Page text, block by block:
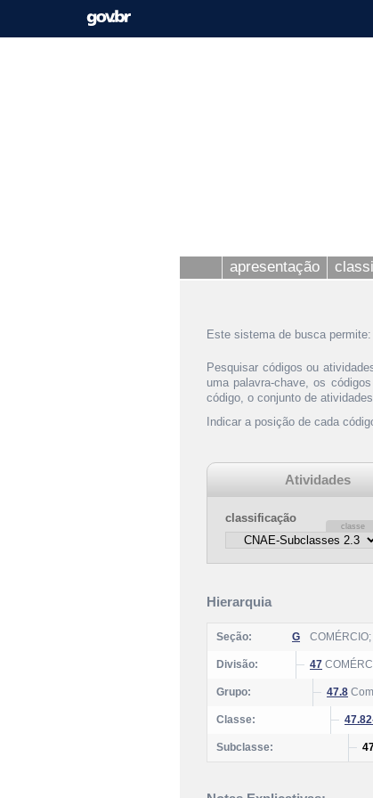
apresentação
Este sistema de busca permite:
Pesquisar códigos ou
uma palavra-chave, os
código, o conjunto de
Indicar a posição de cada
Atividades
classificação
Hierarquia
Seção: G
Divisão: 47
Grupo: 47.8
Classe:
Subclasse: